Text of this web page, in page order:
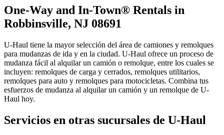
One-Way and In-Town® Rentals in
Robbinsville, NJ 08691
U-Haul tiene la mayor selección del área de camiones y remolques
para mudanzas de ida y en la ciudad. U-Haul ofrece un proceso de
mudanza fácil al alquilar un camión o remolque, entre los cuales se
incluyen: remolques de carga y cerrados, remolques utilitarios,
remolques para auto y remolques para motocicletas. Combina tus
esfuerzos de mudanza al alquilar un camión y un remolque de U-
Haul hoy.
Servicios en otras sucursales de U-Haul